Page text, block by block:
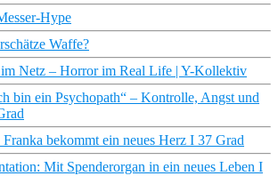
Hype
Waffe?
Netz – Horror im Real Life | Y-Kollektiv
bin ein Psychopath“ – Kontrolle, Angst und
Franka bekommt ein neues Herz I 37 Grad
Mit Spenderorgan in ein neues Leben I